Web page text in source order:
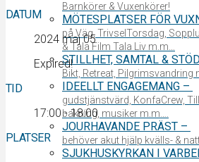
Barnkörer & Vuxenkörer!
MÖTESPLATSER FÖR
på Väg, TrivselTorsdag,
& Tala Film Tala Liv m.m…
STILLHET, SAMTAL &
Bikt, Retreat, Pilgrimsvandring
IDEELLT ENGAGEMANG –
gudstjänstvärd, KonfaCrew,
bakning, musiker m.m….
JOURHAVANDE PRÄST –
behöver akut hjälp kvälls- &
SJUKHUSKYRKAN I
DATUM
2024 maj 05
Expired!
TID
17:00 - 18:00
PLATSER